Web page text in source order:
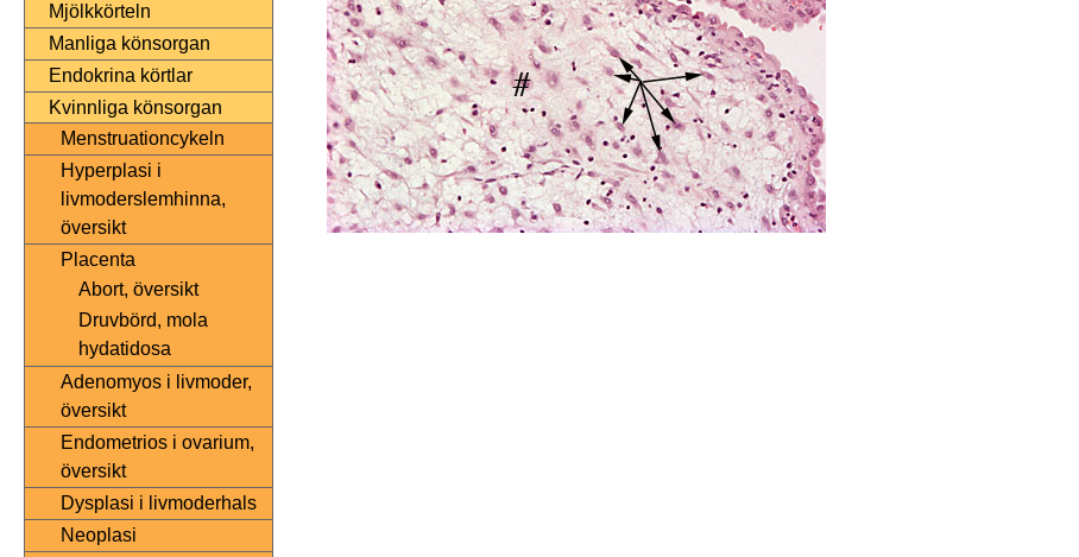
Mjölkkörteln
Manliga könsorgan
Endokrina körtlar
Kvinnliga könsorgan
Menstruationcykeln
Hyperplasi i
livmoderslemhinna,
översikt
Placenta
Abort, översikt
Druvbörd, mola
hydatidosa
Adenomyos i livmoder,
översikt
Endometrios i ovarium,
översikt
Dysplasi i livmoderhals
Neoplasi